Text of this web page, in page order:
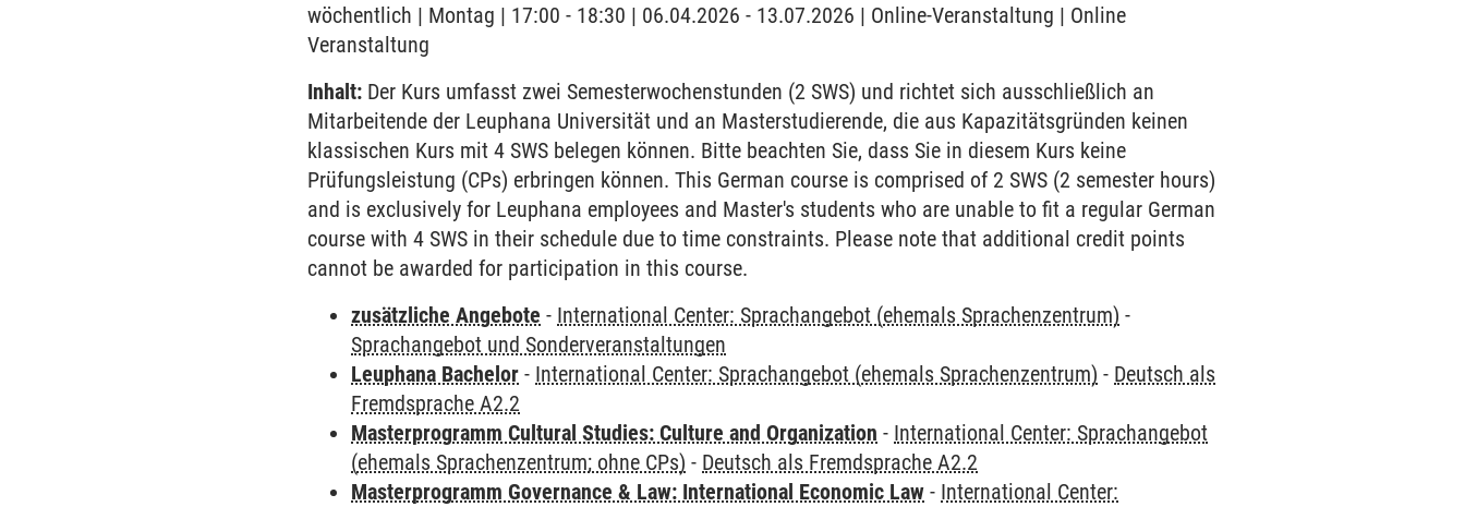
wöchentlich | Montag | 17:00 - 18:30 | 06.04.2026 - 13.07.2026 | Online-Veranstaltung | Online
Veranstaltung
Inhalt: Der Kurs umfasst zwei Semesterwochenstunden (2 SWS) und richtet sich ausschließlich an
Mitarbeitende der Leuphana Universität und an Masterstudierende, die aus Kapazitätsgründen keinen
klassischen Kurs mit 4 SWS belegen können. Bitte beachten Sie, dass Sie in diesem Kurs keine
Prüfungsleistung (CPs) erbringen können. This German course is comprised of 2 SWS (2 semester hours)
and is exclusively for Leuphana employees and Master's students who are unable to fit a regular German
course with 4 SWS in their schedule due to time constraints. Please note that additional credit points
cannot be awarded for participation in this course.
zusätzliche Angebote - International Center: Sprachangebot (ehemals Sprachenzentrum) -
Sprachangebot und Sonderveranstaltungen
Leuphana Bachelor - International Center: Sprachangebot (ehemals Sprachenzentrum) - Deutsch als
Fremdsprache A2.2
Masterprogramm Cultural Studies: Culture and Organization - International Center: Sprachangebot
(ehemals Sprachenzentrum; ohne CPs) - Deutsch als Fremdsprache A2.2
Masterprogramm Governance & Law: International Economic Law - International Center: